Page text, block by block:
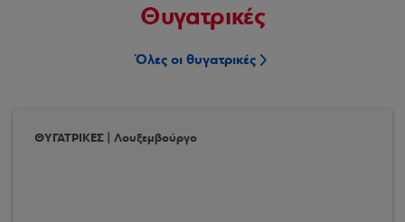
Θυγατρικές
Όλες οι θυγατρικές
ΘΥΓΑΤΡΙΚΕΣ | Λουξεμβούργο